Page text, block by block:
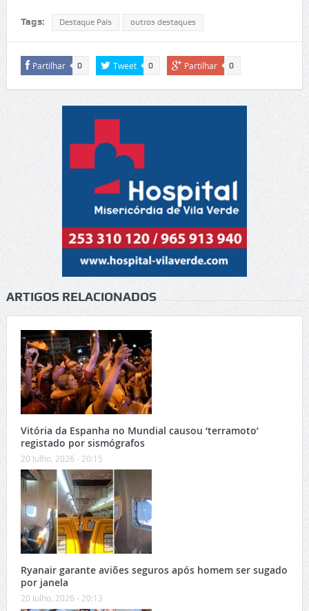
Tags: Destaque País outros destaques
Partilhar 0 Tweet 0 Partilhar 0
ARTIGOS RELACIONADOS
Vitória da Espanha no Mundial causou ‘terramoto’
registado por sismógrafos
20 Julho, 2026 - 20:15
Ryanair garante aviões seguros após homem ser sugado
por janela
20 Julho, 2026 - 20:13